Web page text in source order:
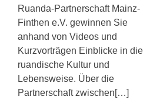
Ruanda-Partnerschaft Mainz-
Finthen e.V. gewinnen Sie
anhand von Videos und
Kurzvorträgen Einblicke in die
ruandische Kultur und
Lebensweise. Über die
Partnerschaft zwischen[…]